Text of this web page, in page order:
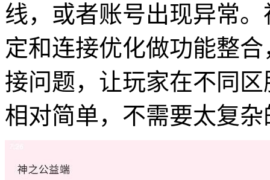
线，或者账号出现异常
定和连接优化做功能整
接问题，让玩家在不同
相对简单，不需要太复